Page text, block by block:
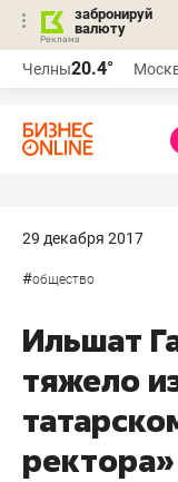
забронируй
валюту
Челны20.4°
29 декабря 2017
#общество
Ильшат
тяжело
ректора»